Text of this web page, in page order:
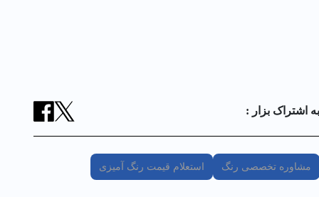
به اشتراک بزار :
مشاوره تخصصی رنگ استعلام قیمت رنگ آمیزی